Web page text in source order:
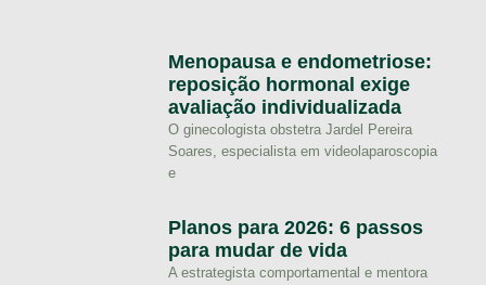
Menopausa e endometriose:
reposição hormonal exige
avaliação individualizada
O ginecologista obstetra Jardel Pereira
Soares, especialista em videolaparoscopia
e
Planos para 2026: 6 passos
para mudar de vida
A estrategista comportamental e mentora